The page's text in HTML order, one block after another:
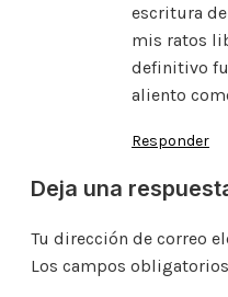
escritura
mis ratos
definitivo
aliento
Responder
Deja una
Tu dirección de correo
Los campos